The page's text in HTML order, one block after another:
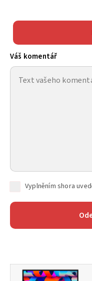
Váš komentář